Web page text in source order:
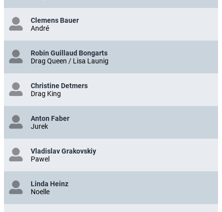
Clemens Bauer
André
Robin Guillaud Bongarts
Drag Queen / Lisa Launig
Christine Detmers
Drag King
Anton Faber
Jurek
Vladislav Grakovskiy
Pawel
Linda Heinz
Noelle